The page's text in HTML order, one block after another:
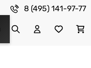
8 (495) 141-97-77